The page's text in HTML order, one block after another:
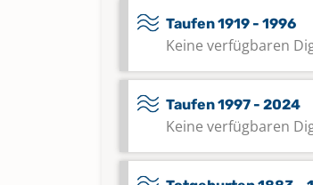
Taufen 1919 - 1996
Keine verfügbaren
Taufen 1997 - 2024
Keine verfügbaren